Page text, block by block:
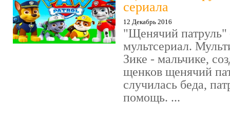
сериала
12 Декабрь 2016
"Щенячий патруль"
мультсериал.
Зике - мальчике,
щенков щенячий
случилась беда,
помощь. ...